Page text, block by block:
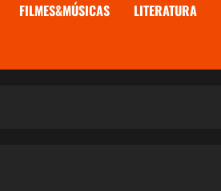
FILMES&MÚSICAS LITERATURA